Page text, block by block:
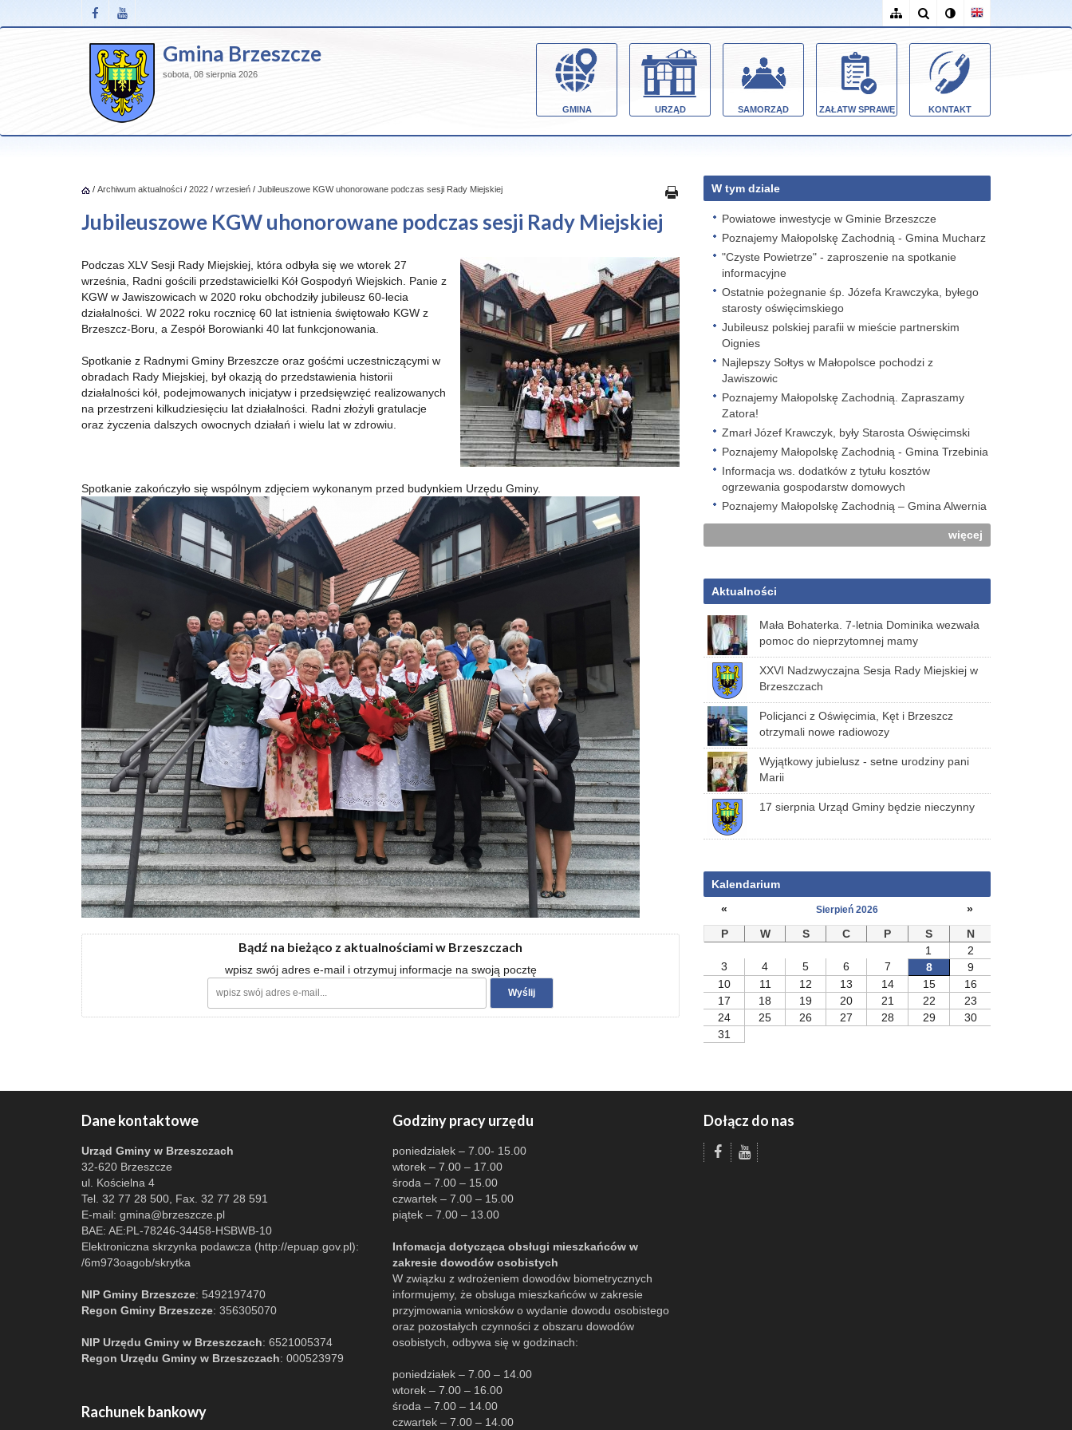
Gmina Brzeszcze
sobota, 08 sierpnia 2026
GMINA URZĄD SAMORZĄD ZAŁATW SPRAWĘ KONTAKT
/ Archiwum aktualności / 2022 / wrzesień / Jubileuszowe KGW uhonorowane podczas sesji Rady Miejskiej
Jubileuszowe KGW uhonorowane podczas sesji Rady Miejskiej
Podczas XLV Sesji Rady Miejskiej, która odbyła się we wtorek 27
września, Radni gościli przedstawicielki Kół Gospodyń Wiejskich. Panie z
KGW w Jawiszowicach w 2020 roku obchodziły jubileusz 60-lecia
działalności. W 2022 roku rocznicę 60 lat istnienia świętowało KGW z
Brzeszcz-Boru, a Zespół Borowianki 40 lat funkcjonowania.
Spotkanie z Radnymi Gminy Brzeszcze oraz gośćmi uczestniczącymi w
obradach Rady Miejskiej, był okazją do przedstawienia historii
działalności kół, podejmowanych inicjatyw i przedsięwzięć realizowanych
na przestrzeni kilkudziesięciu lat działalności. Radni złożyli gratulacje
oraz życzenia dalszych owocnych działań i wielu lat w zdrowiu.
Spotkanie zakończyło się wspólnym zdjęciem wykonanym przed budynkiem Urzędu Gminy.
Bądź na bieżąco z aktualnościami w Brzeszczach
wpisz swój adres e-mail i otrzymuj informacje na swoją pocztę
W tym dziale
Powiatowe inwestycje w Gminie Brzeszcze
Poznajemy Małopolskę Zachodnią - Gmina Mucharz
"Czyste Powietrze" - zaproszenie na spotkanie
informacyjne
Ostatnie pożegnanie śp. Józefa Krawczyka, byłego
starosty oświęcimskiego
Jubileusz polskiej parafii w mieście partnerskim
Oignies
Najlepszy Sołtys w Małopolsce pochodzi z
Jawiszowic
Poznajemy Małopolskę Zachodnią. Zapraszamy
Zatora!
Zmarł Józef Krawczyk, były Starosta Oświęcimski
Poznajemy Małopolskę Zachodnią - Gmina Trzebinia
Informacja ws. dodatków z tytułu kosztów
ogrzewania gospodarstw domowych
Poznajemy Małopolskę Zachodnią – Gmina Alwernia
więcej
Aktualności
Mała Bohaterka. 7-letnia Dominika wezwała
pomoc do nieprzytomnej mamy
XXVI Nadzwyczajna Sesja Rady Miejskiej w
Brzeszczach
Policjanci z Oświęcimia, Kęt i Brzeszcz
otrzymali nowe radiowozy
Wyjątkowy jubielusz - setne urodziny pani
Marii
17 sierpnia Urząd Gminy będzie nieczynny
Kalendarium
«
Sierpień 2026
»
P
W S C P S
N
1
2
3
4 5 6 7 8
9
10
11 12 13 14 15
16
17
18 19 20 21 22
23
24
25 26 27 28 29
30
31
Dane kontaktowe
Urząd Gminy w Brzeszczach
32-620 Brzeszcze
ul. Kościelna 4
Tel. 32 77 28 500, Fax. 32 77 28 591
E-mail: gmina@brzeszcze.pl
BAE: AE:PL-78246-34458-HSBWB-10
Elektroniczna skrzynka podawcza (http://epuap.gov.pl):
/6m973oagob/skrytka
NIP Gminy Brzeszcze: 5492197470
Regon Gminy Brzeszcze: 356305070
NIP Urzędu Gminy w Brzeszczach: 6521005374
Regon Urzędu Gminy w Brzeszczach: 000523979
Rachunek bankowy
Godziny pracy urzędu
poniedziałek – 7.00- 15.00
wtorek – 7.00 – 17.00
środa – 7.00 – 15.00
czwartek – 7.00 – 15.00
piątek – 7.00 – 13.00
Infomacja dotycząca obsługi mieszkańców w
zakresie dowodów osobistych
W związku z wdrożeniem dowodów biometrycznych
informujemy, że obsługa mieszkańców w zakresie
przyjmowania wniosków o wydanie dowodu osobistego
oraz pozostałych czynności z obszaru dowodów
osobistych, odbywa się w godzinach:
poniedziałek – 7.00 – 14.00
wtorek – 7.00 – 16.00
środa – 7.00 – 14.00
czwartek – 7.00 – 14.00
Dołącz do nas